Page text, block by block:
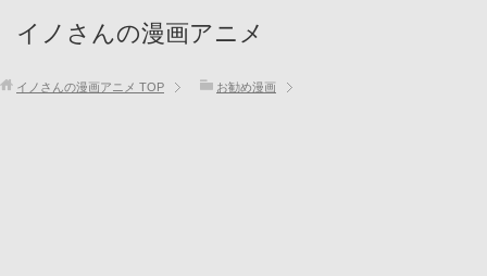
イノさんの漫画アニメ
イノさんの漫画アニメ TOP お勧め漫画